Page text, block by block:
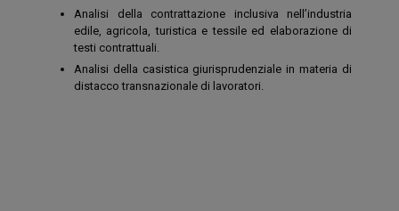
Analisi della contrattazione inclusiva nell’industria
edile, agricola, turistica e tessile ed elaborazione di
testi contrattuali.
Analisi della casistica giurisprudenziale in materia di
distacco transnazionale di lavoratori.